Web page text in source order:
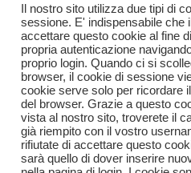
Il nostro sito utilizza due tipi di
sessione. E' indispensabile che
accettare questo cookie al fine
propria autenticazione
proprio login. Quando ci si
browser, il cookie di sessione
cookie serve solo per ricordare
del browser. Grazie a questo
vista al nostro sito, troverete il
già riempito con il vostro
rifiutate di accettare questo
sarà quello di dover inserire